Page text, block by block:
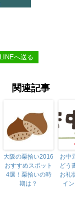
LINEへ送る
関連記事
大阪の栗拾い2016
おすすめスポット
4選！栗拾いの時
期は？
お中
どう
お礼
イ